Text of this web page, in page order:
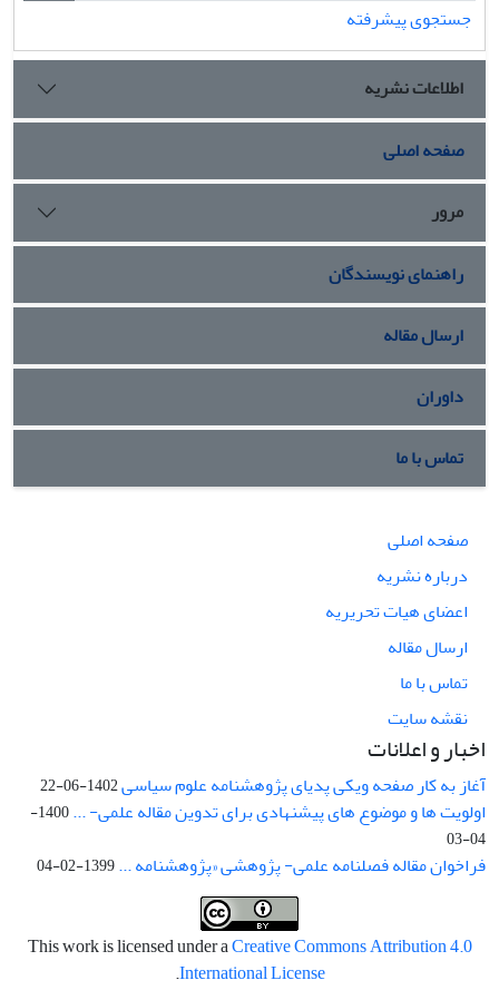
جستجوی پیشرفته
اطلاعات نشریه
صفحه اصلی
مرور
راهنمای نویسندگان
ارسال مقاله
داوران
تماس با ما
صفحه اصلی
درباره نشریه
اعضای هیات تحریریه
ارسال مقاله
تماس با ما
نقشه سایت
اخبار و اعلانات
آغاز به کار صفحه ویکی پدیای پژوهشنامه علوم سیاسی1402-06-22
اولویت ها و موضوع های پیشنهادی برای تدوین مقاله علمی- ...
1400-
04-03
فراخوان مقاله فصلنامه علمی- پژوهشی «پژوهشنامه ...1399-02-04
This work is licensed under aCreative Commons Attribution 4.0
International License
.